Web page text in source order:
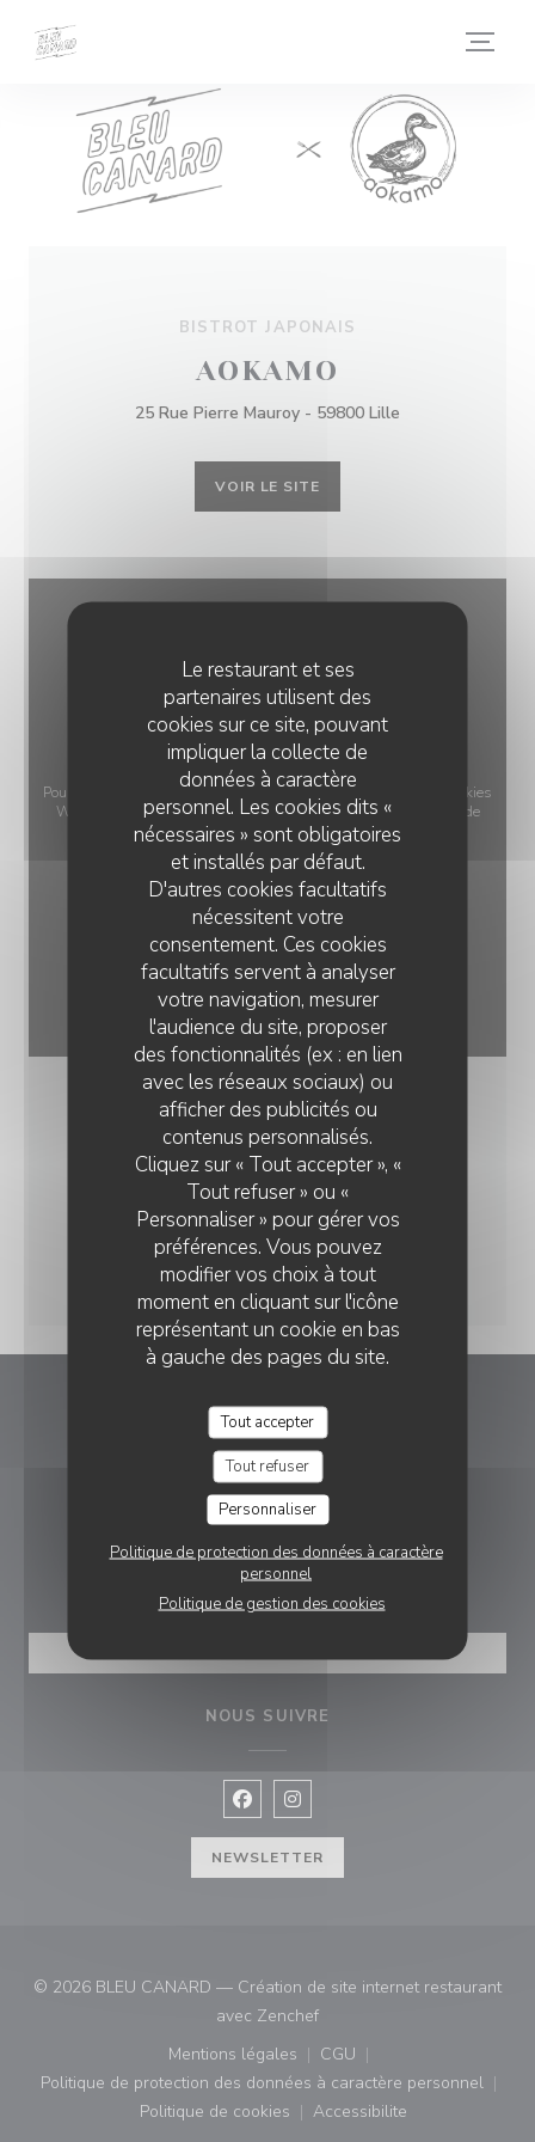
Le restaurant et ses
partenaires utilisent des
cookies sur ce site, pouvant
impliquer la collecte de
données à caractère
personnel. Les cookies dits «
nécessaires » sont obligatoires
et installés par défaut.
D'autres cookies facultatifs
nécessitent votre
consentement. Ces cookies
facultatifs servent à analyser
votre navigation, mesurer
l'audience du site, proposer
des fonctionnalités (ex : en lien
avec les réseaux sociaux) ou
afficher des publicités ou
contenus personnalisés.
Cliquez sur « Tout accepter », «
Tout refuser » ou «
Personnaliser » pour gérer vos
préférences. Vous pouvez
modifier vos choix à tout
moment en cliquant sur l'icône
représentant un cookie en bas
à gauche des pages du site.
Tout accepter
Tout refuser
Personnaliser
Politique de protection des données à caractère
personnel
Politique de gestion des cookies
BISTROT JAPONAIS
AOKAMO
25 Rue Pierre Mauroy - 59800 Lille
VOIR LE SITE
Pour afficher la carte interactive Waze, vous devez accepter les cookies
Waze Map (Google). Ces cookies peuvent collecter des données de
navigation et de localisation.
Autoriser
BLEU CANARD
27 rue Pierre Mauroy 59000 Lille
03 20 04 98 72
RÉSERVATION
NOUS SUIVRE
Facebook ((ouvre une nouvelle
Instagram ((ouvre une
NEWSLETTER
© 2026 BLEU CANARD — Création de site internet restaurant
avec Zenchef((ouvre une nouvelle
Mentions légales
((ouvre une nouvelle fenêtre))
CGU
((ouvre une nouvelle
Politique de protection des données à caractère personnel
((ouvre une nouvelle fenêtre))
Politique de cookies
((ouvre une nouvelle fenêtre))
Accessibilite
((ouvre une nouvelle